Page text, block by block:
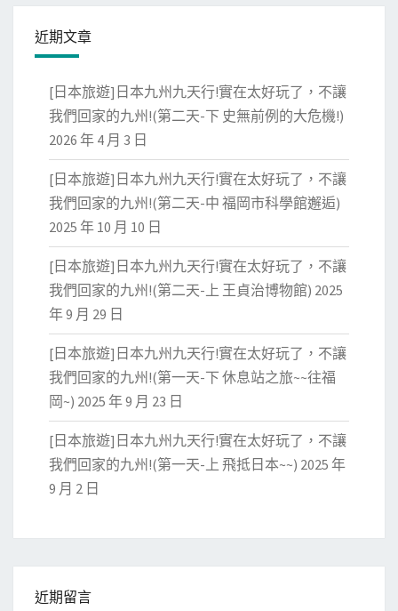
近期文章
[日本旅遊]日本九州九天行!實在太好玩了，不讓
我們回家的九州!(第二天-下 史無前例的大危機!)
2026 年 4 月 3 日
[日本旅遊]日本九州九天行!實在太好玩了，不讓
我們回家的九州!(第二天-中 福岡市科學館邂逅)
2025 年 10 月 10 日
[日本旅遊]日本九州九天行!實在太好玩了，不讓
我們回家的九州!(第二天-上 王貞治博物館) 2025
年 9 月 29 日
[日本旅遊]日本九州九天行!實在太好玩了，不讓
我們回家的九州!(第一天-下 休息站之旅~~往福
岡~) 2025 年 9 月 23 日
[日本旅遊]日本九州九天行!實在太好玩了，不讓
我們回家的九州!(第一天-上 飛抵日本~~) 2025 年
9 月 2 日
近期留言